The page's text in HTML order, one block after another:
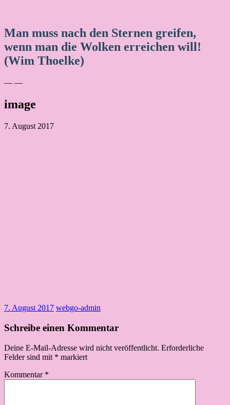
Man muss nach den Sternen greifen,
wenn man die Wolken erreichen will!
(Wim Thoelke)
— —
image
7. August 2017
7. August 2017 webgo-admin
Schreibe einen Kommentar
Deine E-Mail-Adresse wird nicht veröffentlicht. Erforderliche
Felder sind mit * markiert
Kommentar *